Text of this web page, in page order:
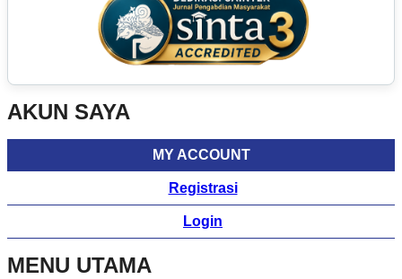
AKUN SAYA
MY ACCOUNT
Registrasi
Login
MENU UTAMA